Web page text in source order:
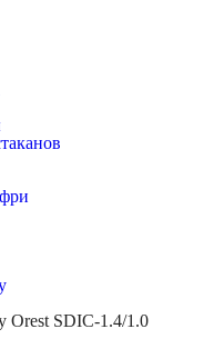
Orest SDIC-1.4/1.0